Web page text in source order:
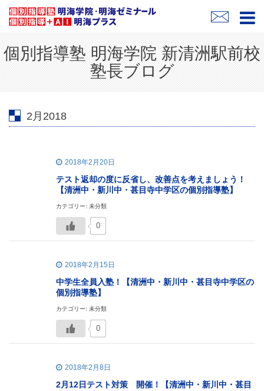
個別指導塾 明海学院 新清洲駅前校
塾長ブログ
2月2018
2018年2月20日
テスト返却の度に反省し、改善点を考えましょう！
【清洲中・新川中・甚目寺中学区の個別指導塾】
カテゴリー: 未分類
0
2018年2月15日
中学生全員入塾！【清洲中・新川中・甚目寺中学区の
個別指導塾】
カテゴリー: 未分類
0
2018年2月8日
2月12日テスト対策 開催！【清洲中・新川中・甚目